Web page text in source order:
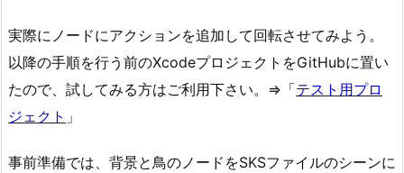
実際にノードにアクションを追加して回転させてみよう。
以降の手順を行う前のXcodeプロジェクトをGitHubに置い
たので、試してみる方はご利用下さい。⇒「テスト用プロ
ジェクト 」
事前準備では、背景と鳥のノードをSKSファイルのシーンに